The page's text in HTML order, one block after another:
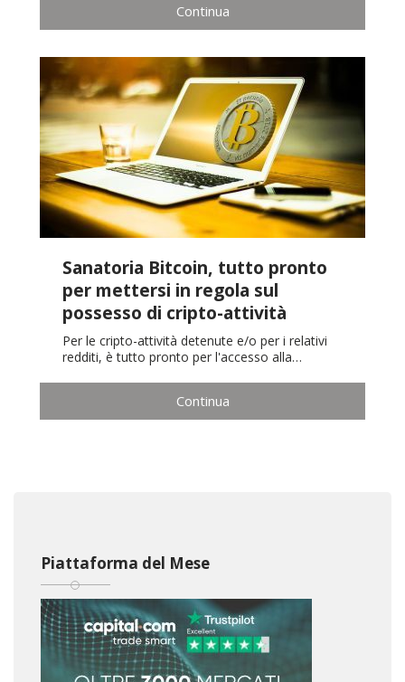
Continua
Sanatoria Bitcoin, tutto pronto
per mettersi in regola sul
possesso di cripto-attività
Per le cripto-attività detenute e/o per i relativi
redditi, è tutto pronto per l'accesso alla…
Continua
Piattaforma del Mese